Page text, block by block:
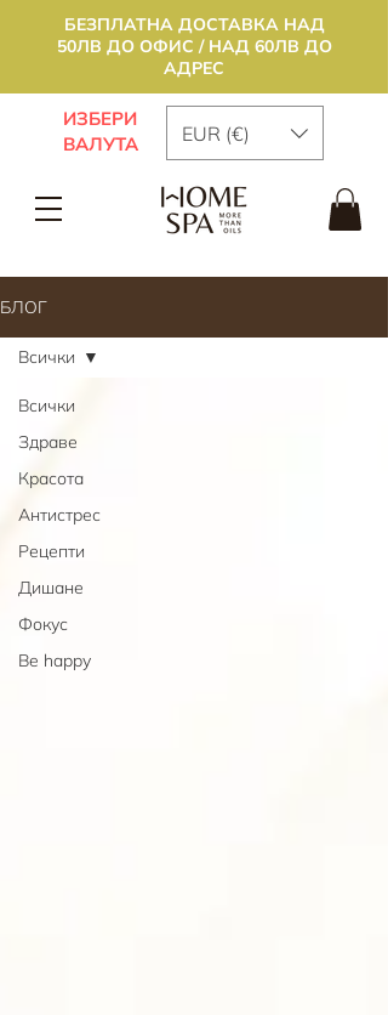
БЕЗПЛАТНА ДОСТАВКА НАД
50ЛВ ДО ОФИС / НАД 60ЛВ ДО
АДРЕС
ИЗБЕРИ
ВАЛУТА
EUR (€)
БЛОГ
Всички
Здраве
Красота
Антистрес
Рецепти
Дишане
Фокус
Be happy
Всички